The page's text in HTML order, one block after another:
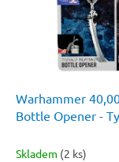
Warhammer
Bottle Opener -
Skladem (2 ks)